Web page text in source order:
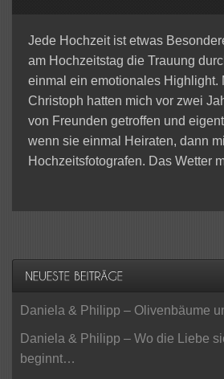
Jede Hochzeit ist etwas
am Hochzeitstag die Trauung
einmal ein emotionales Highlight.
Christoph hatten mich vor zwei
von Freunden getroffen und
wenn sie einmal Heiraten, dann
Hochzeitsfotografen. Das Wetter
Daniela & Philipp – Olivenbäume
Daniela & Philipp – Wo die Liebe
beginnt…